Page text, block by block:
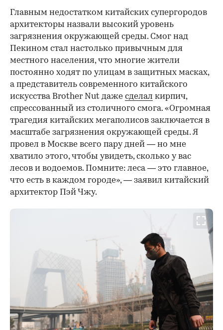
Главным недостатком китайских супергородов
архитекторы назвали высокий уровень
загрязнения окружающей среды. Смог над
Пекином стал настолько привычным для
местного населения, что многие жители
постоянно ходят по улицам в защитных масках,
а представитель современного китайского
искусства Brother Nut даже сделал кирпич,
спрессованный из столичного смога. «Огромная
трагедия китайских мегаполисов заключается в
масштабе загрязнения окружающей среды. Я
провел в Москве всего пару дней — но мне
хватило этого, чтобы увидеть, сколько у вас
лесов и водоемов. Помните: леса — это главное,
что есть в каждом городе», — заявил китайский
архитектор Пэй Чжу.